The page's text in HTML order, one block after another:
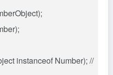
instanceof Number); //